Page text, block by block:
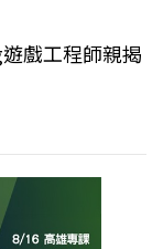
戲工程師親揭